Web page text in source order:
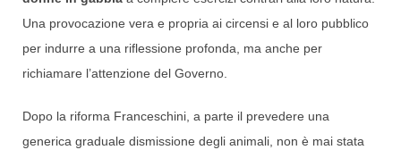
Una provocazione vera e propria ai circensi e al loro pubblico
per indurre a una riflessione profonda, ma anche per
richiamare l’attenzione del Governo.
Dopo la riforma Franceschini, a parte il prevedere una
generica graduale dismissione degli animali, non è mai stata